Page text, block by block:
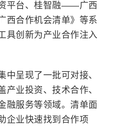
平台、桂智融——广西
西合作机会清单》等系
具创新为产业合作注入
中呈现了一批可对接、
产业投资、技术合作、
融服务等领域。清单面
企业快速找到合作项